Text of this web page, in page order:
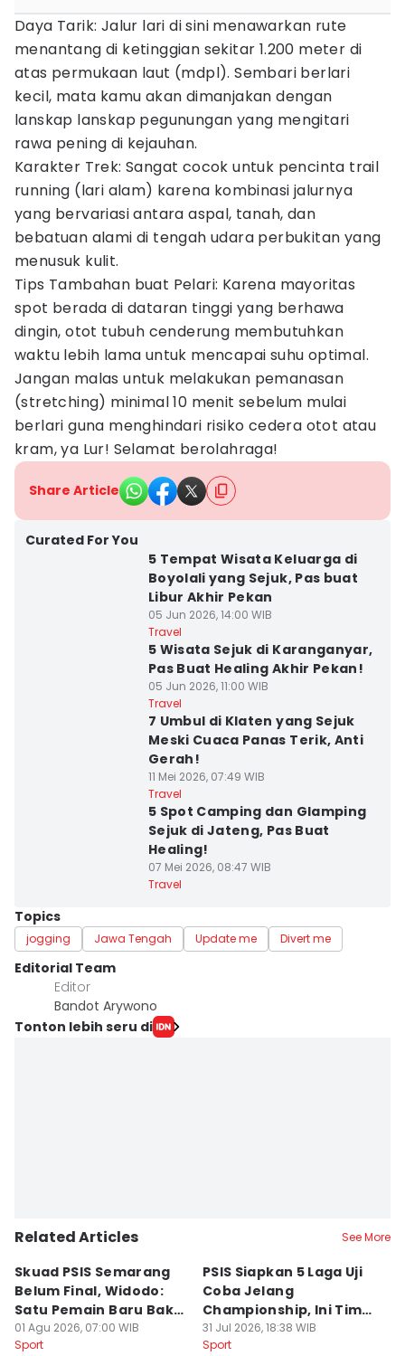
Daya Tarik: Jalur lari di sini menawarkan rute
menantang di ketinggian sekitar 1.200 meter di
atas permukaan laut (mdpl). Sembari berlari
kecil, mata kamu akan dimanjakan dengan
lanskap lanskap pegunungan yang mengitari
rawa pening di kejauhan.
Karakter Trek: Sangat cocok untuk pencinta trail
running (lari alam) karena kombinasi jalurnya
yang bervariasi antara aspal, tanah, dan
bebatuan alami di tengah udara perbukitan yang
menusuk kulit.
Tips Tambahan buat Pelari: Karena mayoritas
spot berada di dataran tinggi yang berhawa
dingin, otot tubuh cenderung membutuhkan
waktu lebih lama untuk mencapai suhu optimal.
Jangan malas untuk melakukan pemanasan
(stretching) minimal 10 menit sebelum mulai
berlari guna menghindari risiko cedera otot atau
kram, ya Lur! Selamat berolahraga!
Share Article
Curated For You
5 Tempat Wisata Keluarga di
Boyolali yang Sejuk, Pas buat
Libur Akhir Pekan
05 Jun 2026, 14:00 WIB
Travel
5 Wisata Sejuk di Karanganyar,
Pas Buat Healing Akhir Pekan!
05 Jun 2026, 11:00 WIB
Travel
7 Umbul di Klaten yang Sejuk
Meski Cuaca Panas Terik, Anti
Gerah!
11 Mei 2026, 07:49 WIB
Travel
5 Spot Camping dan Glamping
Sejuk di Jateng, Pas Buat
Healing!
07 Mei 2026, 08:47 WIB
Travel
Topics
jogging Jawa Tengah Update me Divert me
Editorial Team
Editor
Bandot Arywono
Tonton lebih seru di
Related Articles See More
Skuad PSIS Semarang
Belum Final, Widodo:
Satu Pemain Baru Bakal
Gabung
01 Agu 2026, 07:00 WIB
Sport
PSIS Siapkan 5 Laga Uji
Coba Jelang
Championship, Ini Tim
Calon Lawan
31 Jul 2026, 18:38 WIB
Sport